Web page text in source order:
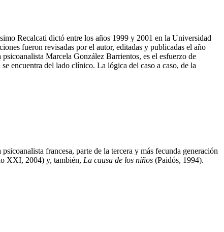
Recalcati dictó entre los años 1999 y 2001 en la Universidad
fueron revisadas por el autor, editadas y publicadas el año
Marcela González Barrientos, es el esfuerzo de
encuentra del lado clínico. La lógica del caso a caso, de la
psicoanalista francesa, parte de la tercera y más fecunda generación
XXI, 2004) y, también, La causa de los niños (Paidós, 1994).